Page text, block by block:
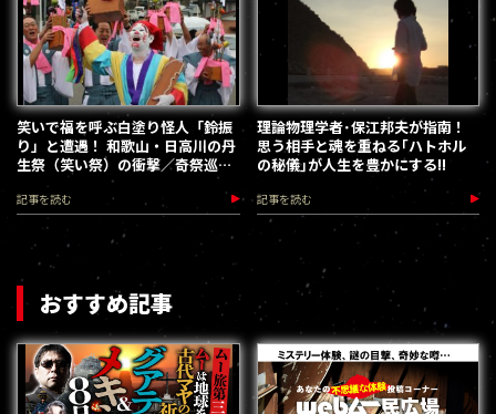
笑いで福を呼ぶ白塗り怪人「鈴振
り」と遭遇！ 和歌山・日高川の丹
生祭（笑い祭）の衝撃／奇祭巡
り・影市マオ
記事を読む
理論物理学者･保江邦夫が指南！
思う相手と魂を重ねる｢ハトホル
の秘儀｣が人生を豊かにする!!
記事を読む
おすすめ記事